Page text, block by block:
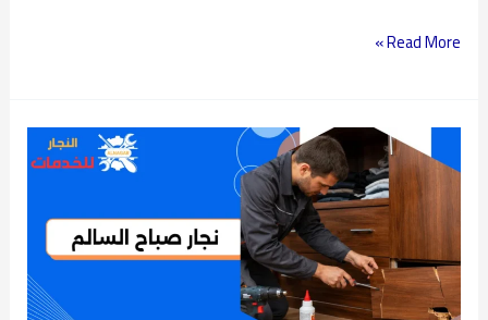
Read More »
صباح
السالم
بالكويت
|
تصليح